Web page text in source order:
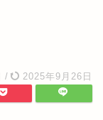
/ 2025年9月26日